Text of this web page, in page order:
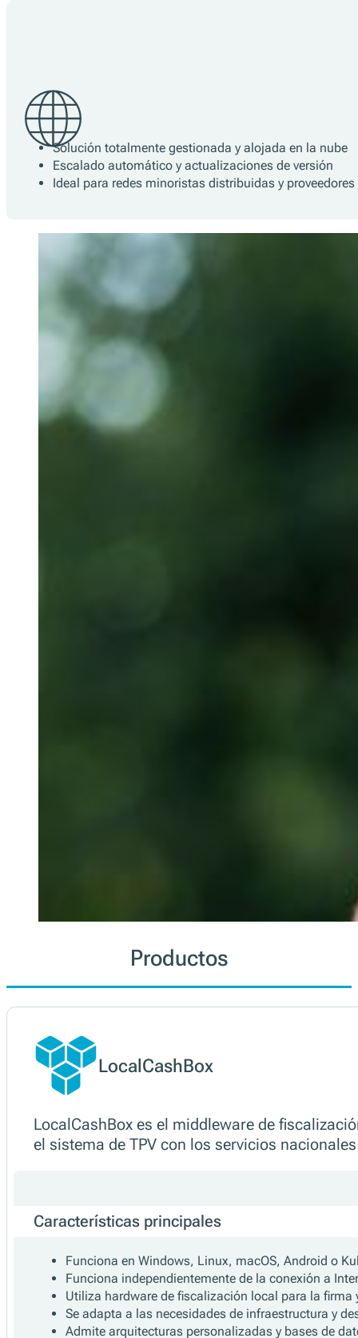
Combina el control local con la resistencia de la nube
Sincroniza datos y configuraciones entre centros
Admite almacenamiento en espejo y copias de
Solución totalmente gestionada y alojada en la nube
Ideal para redes minoristas distribuidas y proveedores
LocalCashBox